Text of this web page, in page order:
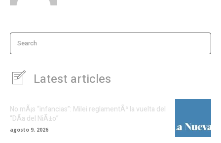
Search
Latest articles
No mÃ¡s “infancias”: Milei reglamentÃ³ la vuelta del
“DÃ­a del NiÃ±o”
agosto 9, 2026